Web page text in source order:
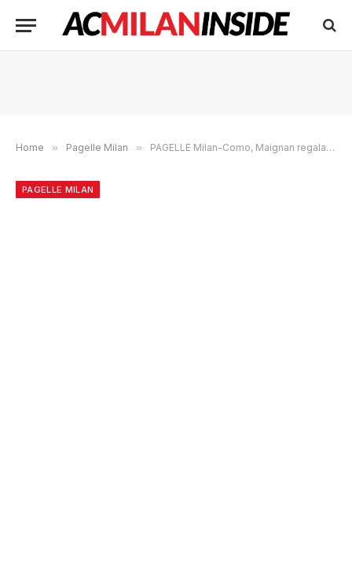
Home » Pagelle Milan » PAGELLE Milan-Como, Maignan regala Leao salva Allegri
PAGELLE MILAN